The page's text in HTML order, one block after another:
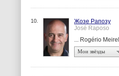
10.
Жозе Рапозу
José Raposo
... Rogério
Мои звёзды